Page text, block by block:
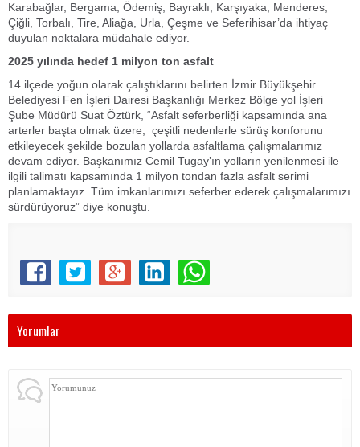
Karabağlar, Bergama, Ödemiş, Bayraklı, Karşıyaka, Menderes,
Çiğli, Torbalı, Tire, Aliağa, Urla, Çeşme ve Seferihisar’da ihtiyaç
duyulan noktalara müdahale ediyor.
2025 yılında hedef 1 milyon ton asfalt
14 ilçede yoğun olarak çalıştıklarını belirten İzmir Büyükşehir
Belediyesi Fen İşleri Dairesi Başkanlığı Merkez Bölge yol İşleri
Şube Müdürü Suat Öztürk, “Asfalt seferberliği kapsamında ana
arterler başta olmak üzere, çeşitli nedenlerle sürüş konforunu
etkileyecek şekilde bozulan yollarda asfaltlama çalışmalarımız
devam ediyor. Başkanımız Cemil Tugay’ın yolların yenilenmesi ile
ilgili talimatı kapsamında 1 milyon tondan fazla asfalt serimi
planlamaktayız. Tüm imkanlarımızı seferber ederek çalışmalarımızı
sürdürüyoruz” diye konuştu.
Yorumlar